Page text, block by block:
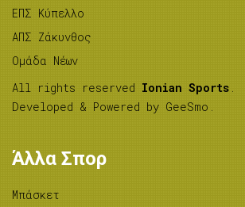
ΕΠΣ Κύπελλο
ΑΠΣ Ζάκυνθος
Ομάδα Νέων
All rights reserved Ionian Sports .
Developed & Powered by GeeSmo .
Άλλα Σπορ
Μπάσκετ